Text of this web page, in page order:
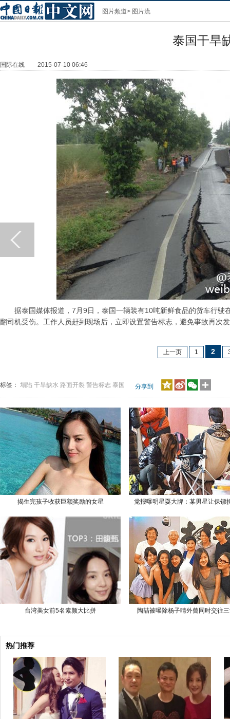
图片频道> 图片流
泰国干旱
国际在线 2015-07-10 06:46
据泰国媒体报道，7月9日，泰国一辆装有10吨新鲜食品的货车行驶
翻司机受伤。工作人员赶到现场后，立即设置警告标志，避免事故再次
上一页 1 2
标签： 塌陷 干旱缺水 路面开裂 警告标志 泰国 分享到
揭生完孩子收获巨额奖励的女星
台湾美女前5名素颜大比拼
党报曝明星耍大牌：某男星让保镖
陶喆被曝除杨子晴外曾同时交往
热门推荐